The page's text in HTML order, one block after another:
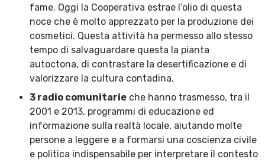
fame. Oggi la Cooperativa estrae l’olio di questa
noce che è molto apprezzato per la produzione dei
cosmetici. Questa attività ha permesso allo stesso
tempo di salvaguardare questa la pianta
autoctona, di contrastare la desertificazione e di
valorizzare la cultura contadina.
3 radio comunitarie che hanno trasmesso, tra il
2001 e 2013, programmi di educazione ed
informazione sulla realtà locale, aiutando molte
persone a leggere e a formarsi una coscienza civile
e politica indispensabile per interpretare il contesto